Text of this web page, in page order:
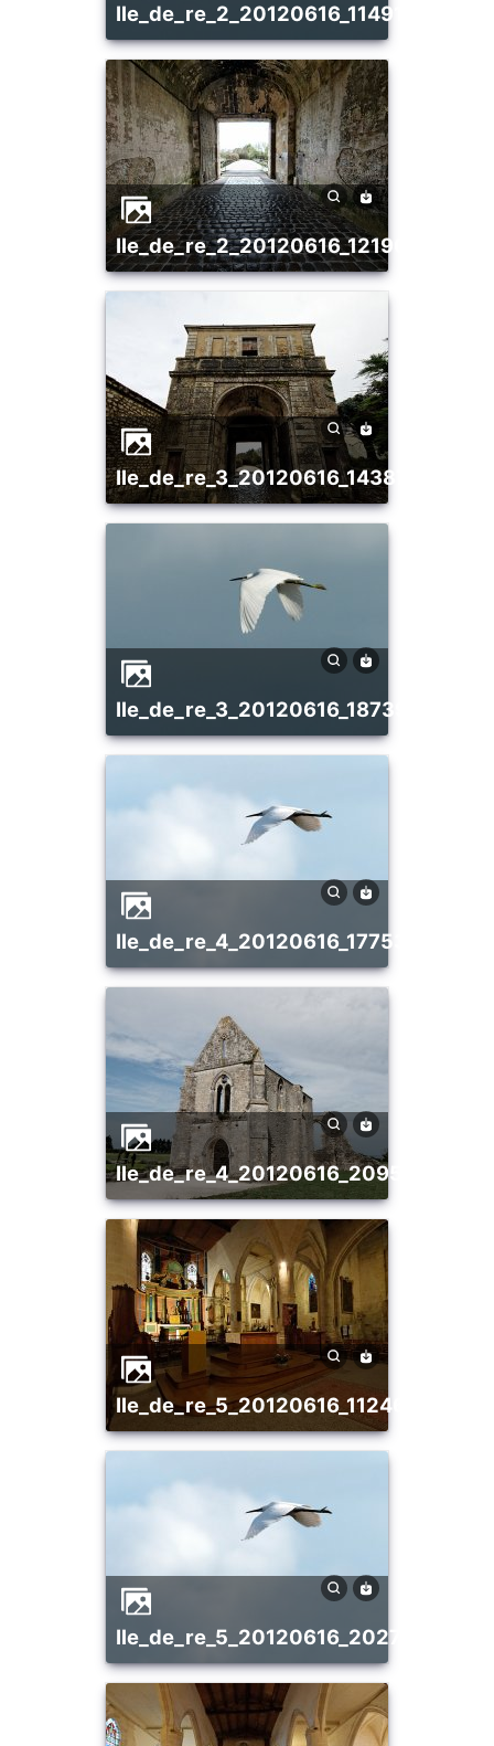
ile_de_re_2_20120616_1149145065
ile_de_re_2_20120616_1219032353
ile_de_re_3_20120616_1438763318
ile_de_re_3_20120616_1873973851
ile_de_re_4_20120616_1775331913
ile_de_re_4_20120616_2095809963
ile_de_re_5_20120616_1124637122
ile_de_re_5_20120616_2027858009